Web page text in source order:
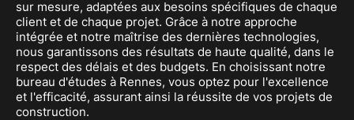
sur mesure, adaptées aux besoins spécifiques de chaque
client et de chaque projet. Grâce à notre approche
intégrée et notre maîtrise des dernières technologies,
nous garantissons des résultats de haute qualité, dans le
respect des délais et des budgets. En choisissant notre
bureau d'études à Rennes, vous optez pour l'excellence
et l'efficacité, assurant ainsi la réussite de vos projets de
construction.